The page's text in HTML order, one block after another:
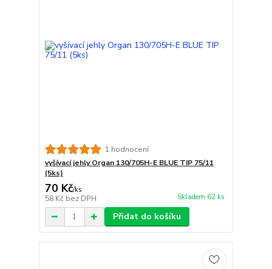
1 hodnocení
vyšívací jehly Organ 130/705H-E BLUE TIP 75/11
(5ks)
70 Kč/ks
58 Kč bez DPH Skladem 62 ks
Přidat do košíku